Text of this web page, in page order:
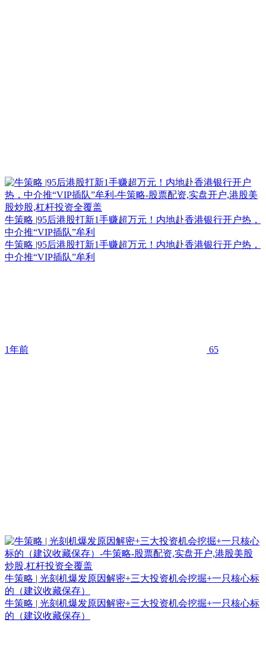
牛策略 |95后港股打新1手赚超万元！内地赴香港银行开户热，
中介推“VIP插队”牟利
牛策略 |95后港股打新1手赚超万元！内地赴香港银行开户热，
中介推“VIP插队”牟利
1年前 65
牛策略 | 光刻机爆发原因解密+三大投资机会挖掘+一只核心标
的（建议收藏保存）
牛策略 | 光刻机爆发原因解密+三大投资机会挖掘+一只核心标
的（建议收藏保存）